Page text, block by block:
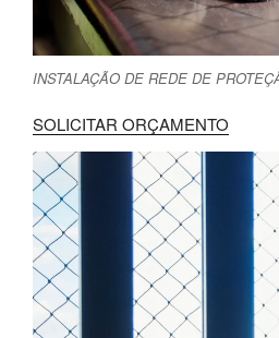
INSTALAÇÃO DE REDE DE
SOLICITAR ORÇAMENTO